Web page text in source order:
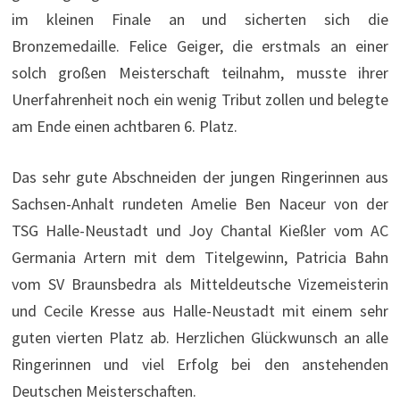
im kleinen Finale an und sicherten sich die
Bronzemedaille. Felice Geiger, die erstmals an einer
solch großen Meisterschaft teilnahm, musste ihrer
Unerfahrenheit noch ein wenig Tribut zollen und belegte
am Ende einen achtbaren 6. Platz.
Das sehr gute Abschneiden der jungen Ringerinnen aus
Sachsen-Anhalt rundeten Amelie Ben Naceur von der
TSG Halle-Neustadt und Joy Chantal Kießler vom AC
Germania Artern mit dem Titelgewinn, Patricia Bahn
vom SV Braunsbedra als Mitteldeutsche Vizemeisterin
und Cecile Kresse aus Halle-Neustadt mit einem sehr
guten vierten Platz ab. Herzlichen Glückwunsch an alle
Ringerinnen und viel Erfolg bei den anstehenden
Deutschen Meisterschaften.